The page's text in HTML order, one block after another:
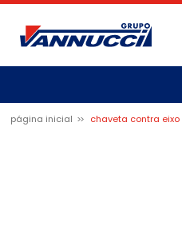
página inicial chaveta contra eixo